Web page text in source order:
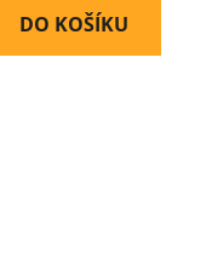
DO KOŠÍKU